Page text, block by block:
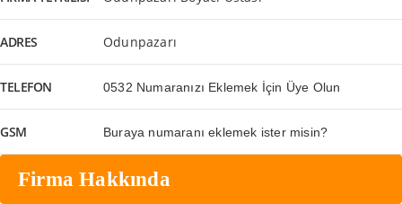
ADRES Odunpazarı
TELEFON 0532 Numaranızı Eklemek İçin Üye Olun
GSM Buraya numaranı eklemek ister misin?
Firma Hakkında